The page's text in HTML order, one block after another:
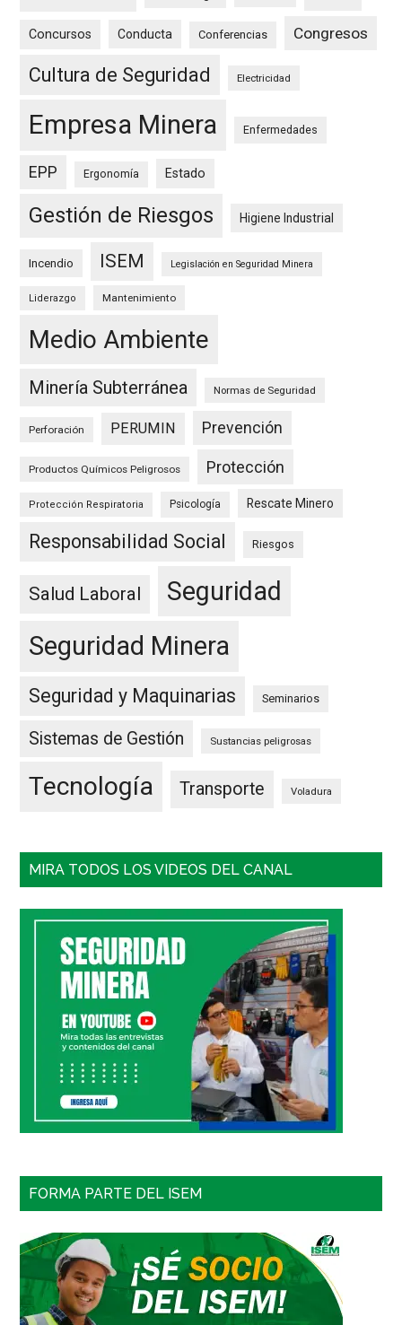
Concursos Conducta Conferencias Congresos
Cultura de Seguridad Electricidad
Empresa Minera Enfermedades
EPP Ergonomía Estado
Gestión de Riesgos Higiene Industrial
Incendio ISEM Legislación en Seguridad Minera
Liderazgo Mantenimiento
Medio Ambiente
Minería Subterránea Normas de Seguridad
Perforación PERUMIN Prevención
Productos Químicos Peligrosos Protección
Protección Respiratoria Psicología Rescate Minero
Responsabilidad Social Riesgos
Salud Laboral
Seguridad
Seguridad Minera
Seguridad y Maquinarias Seminarios
Sistemas de Gestión Sustancias peligrosas
Tecnología Transporte Voladura
MIRA TODOS LOS VIDEOS DEL CANAL
FORMA PARTE DEL ISEM